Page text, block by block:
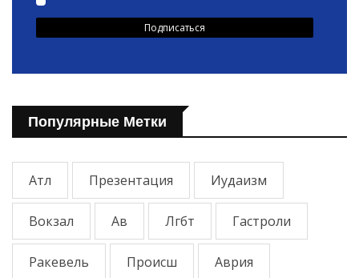
Популярные Метки
Атл Презентация Иудаизм
Вокзал Ав Лгбт Гастроли
Ракевель Происш Аврия